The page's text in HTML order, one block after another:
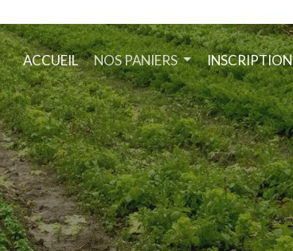
ACCUEIL NOS PANIERS INSCRIPTION